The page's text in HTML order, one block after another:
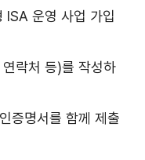
ISA 운영 사업 가입
락처 등)를 작성하
증명서를 함께 제출